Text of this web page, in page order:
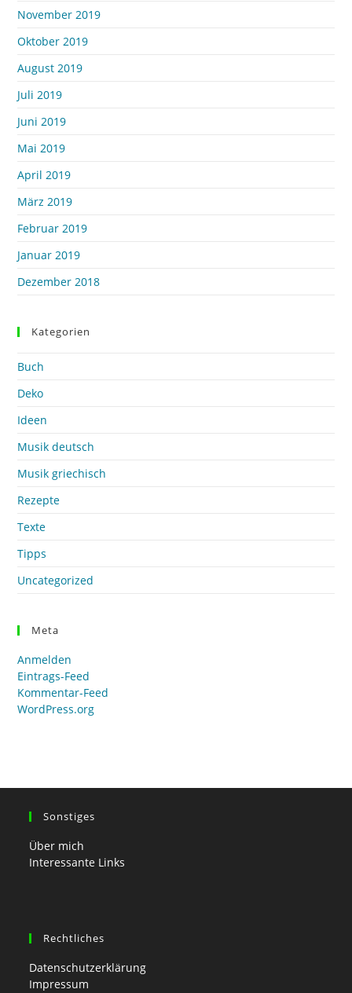
November 2019
Oktober 2019
August 2019
Juli 2019
Juni 2019
Mai 2019
April 2019
März 2019
Februar 2019
Januar 2019
Dezember 2018
Kategorien
Buch
Deko
Ideen
Musik deutsch
Musik griechisch
Rezepte
Texte
Tipps
Uncategorized
Meta
Anmelden
Eintrags-Feed
Kommentar-Feed
WordPress.org
Sonstiges
Über mich
Interessante Links
Rechtliches
Datenschutzerklärung
Impressum